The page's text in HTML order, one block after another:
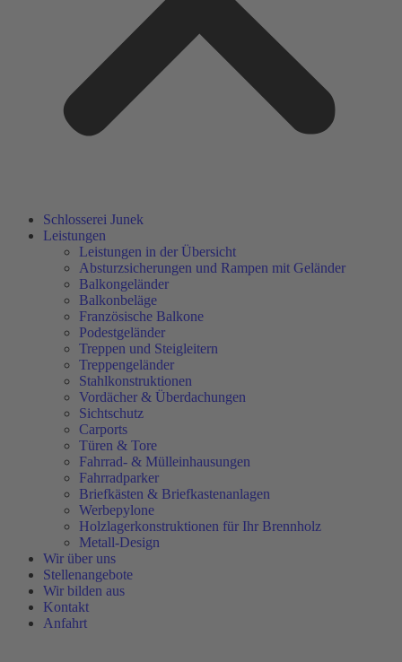
Schlosserei Junek
Leistungen
Leistungen in der Übersicht
Absturzsicherungen und Rampen mit Geländer
Balkongeländer
Balkonbeläge
Französische Balkone
Podestgeländer
Treppen und Steigleitern
Treppengeländer
Stahlkonstruktionen
Vordächer & Überdachungen
Sichtschutz
Carports
Türen & Tore
Fahrrad- & Mülleinhausungen
Fahrradparker
Briefkästen & Briefkastenanlagen
Werbepylone
Holzlagerkonstruktionen für Ihr Brennholz
Metall-Design
Wir über uns
Stellenangebote
Wir bilden aus
Kontakt
Anfahrt